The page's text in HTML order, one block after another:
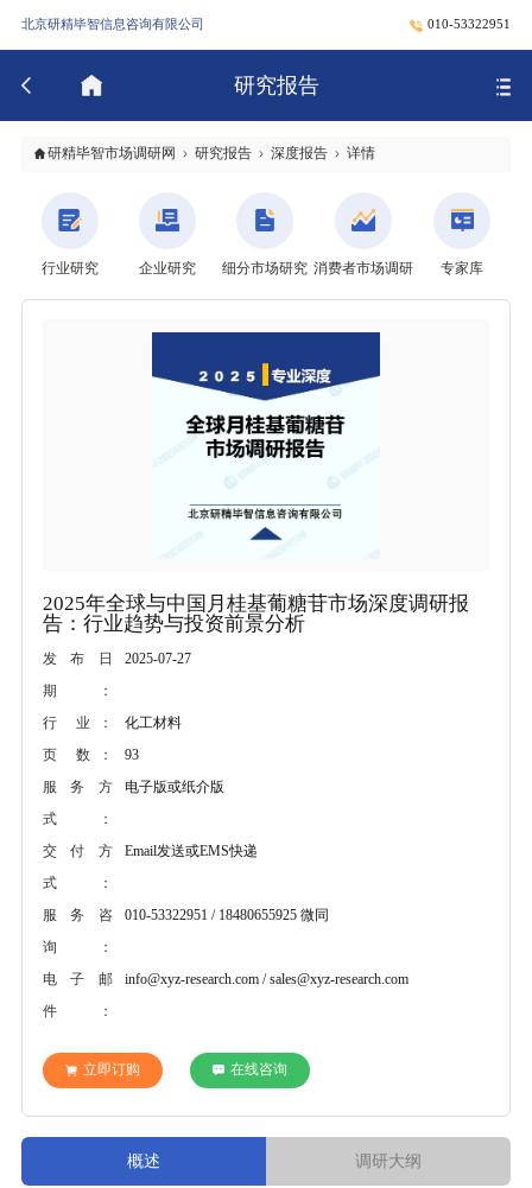
北京研精毕智信息咨询有限公司 010-53322951
研究报告
研精毕智市场调研网 研究报告 深度报告 详情
行业研究 企业研究 细分市场研究 消费者市场调研 专家库
2025年全球与中国月桂基葡糖苷市场深度调研报
告：行业趋势与投资前景分析
发布日
期：
2025-07-27
行 业：
化工材料
页 数：
93
服务方
式：
电子版或纸介版
交付方
式：
Email发送或EMS快递
服务咨
询：
010-53322951 / 18480655925 微同
电子邮
件：
info@xyz-research.com / sales@xyz-research.com
立即订购 在线咨询
概述 调研大纲